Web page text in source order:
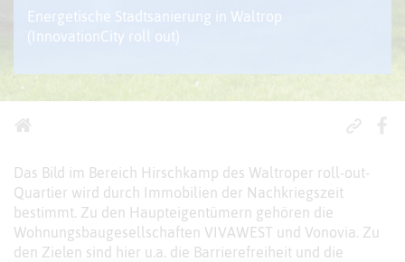
Energetische Stadtsanierung in Waltrop
(InnovationCity roll out)
Das Bild im Bereich Hirschkamp des Waltroper roll-out-
Quartier wird durch Immobilien der Nachkriegszeit
bestimmt. Zu den Haupteigentümern gehören die
Wohnungsbaugesellschaften VIVAWEST und Vonovia. Zu
den Zielen sind hier u.a. die Barrierefreiheit und die